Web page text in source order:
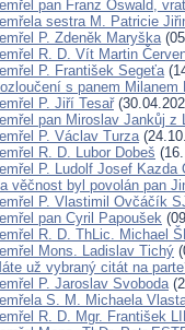
pan Franz Oswald,
sestra M. Patricie
P. Zdeněk Maryška
R. D. Vít Martin
P. František Segeťa
s panem Milanem
P. Jiří Tesař
pan Miroslav Jankůj z
P. Václav Turza
R. D. Lubor Dobeš
P. Ludolf Josef Kazda
věčnost byl povolán pan
P. Vlastimil Ovčáčík
pan Cyril Papoušek
R. D. ThLic. Michael
Mons. Ladislav Tichý
už vybraný citát na
P. Jaroslav Svoboda
S. M. Michaela
R. D. Mgr. František